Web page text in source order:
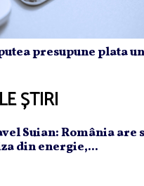
presupune plata
ȘTIRI
Suian: România are
din energie,...